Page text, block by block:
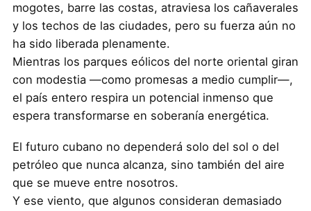
mogotes, barre las costas, atraviesa los cañaverales
y los techos de las ciudades, pero su fuerza aún no
ha sido liberada plenamente.
Mientras los parques eólicos del norte oriental giran
con modestia —como promesas a medio cumplir—,
el país entero respira un potencial inmenso que
espera transformarse en soberanía energética.
El futuro cubano no dependerá solo del sol o del
petróleo que nunca alcanza, sino también del aire
que se mueve entre nosotros.
Y ese viento, que algunos consideran demasiado